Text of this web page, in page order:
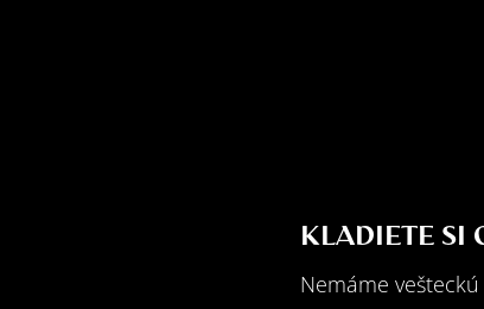
KLADIETE SI
Nemáme